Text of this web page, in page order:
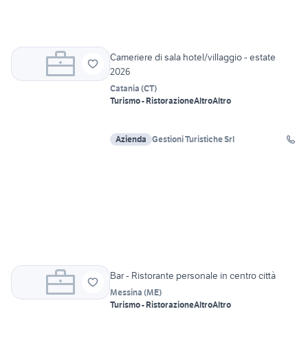
Cameriere di sala hotel/villaggio - estate
2026
Catania (CT)
Turismo - RistorazioneAltroAltro
Azienda Gestioni Turistiche Srl
Bar - Ristorante personale in centro città
Messina (ME)
Turismo - RistorazioneAltroAltro